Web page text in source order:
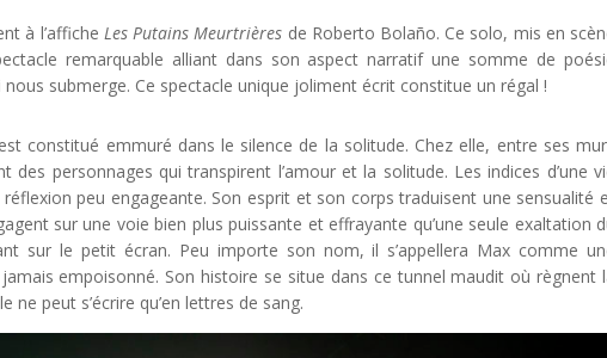
à l’affiche Les Putains Meurtrières de Roberto Bolaño. Ce solo, mis en
remarquable alliant dans son aspect narratif une somme de
submerge. Ce spectacle unique joliment écrit constitue un régal !
constitué emmuré dans le silence de la solitude. Chez elle, entre ses
des personnages qui transpirent l’amour et la solitude. Les indices d’une
peu engageante. Son esprit et son corps traduisent une sensualité
sur une voie bien plus puissante et effrayante qu’une seule exaltation
sur le petit écran. Peu importe son nom, il s’appellera Max comme
empoisonné. Son histoire se situe dans ce tunnel maudit où règnent
peut s’écrire qu’en lettres de sang.